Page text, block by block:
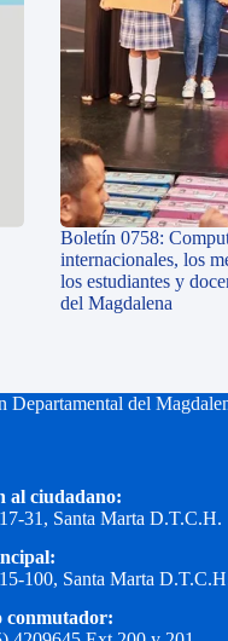
Boletín 0758:
internacionales, los
los estudiantes y
del Magdalena
Departamental del
al ciudadano:
31, Santa Marta D.T.C.H.
100, Santa Marta
conmutador: